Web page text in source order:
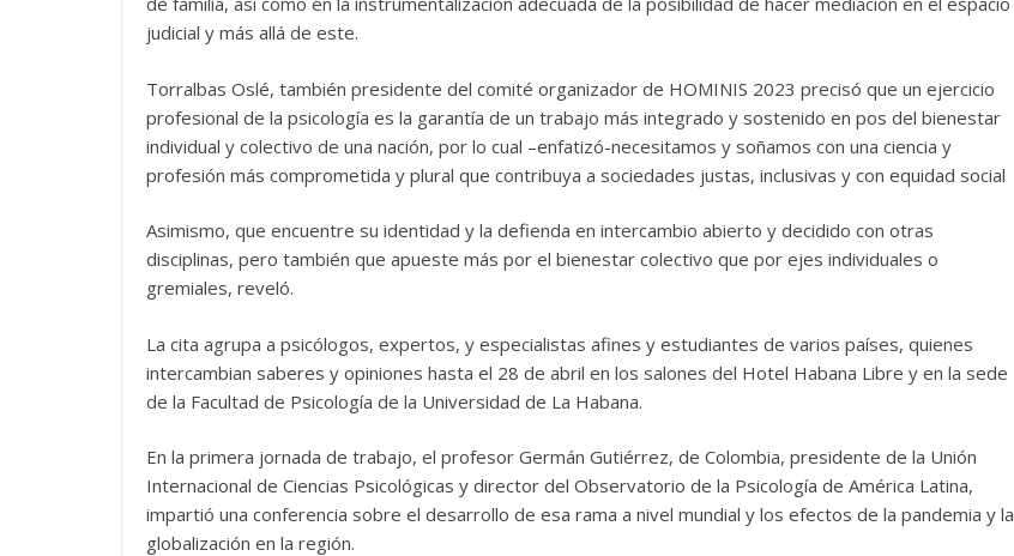
judicial y más allá de este.
Torralbas Oslé, también presidente del comité organizador de HOMINIS 2023 precisó que un ejercicio
profesional de la psicología es la garantía de un trabajo más integrado y sostenido en pos del bienestar
individual y colectivo de una nación, por lo cual –enfatizó-necesitamos y soñamos con una ciencia y
profesión más comprometida y plural que contribuya a sociedades justas, inclusivas y con equidad social
Asimismo, que encuentre su identidad y la defienda en intercambio abierto y decidido con otras
disciplinas, pero también que apueste más por el bienestar colectivo que por ejes individuales o
gremiales, reveló.
La cita agrupa a psicólogos, expertos, y especialistas afines y estudiantes de varios países, quienes
intercambian saberes y opiniones hasta el 28 de abril en los salones del Hotel Habana Libre y en la sede
de la Facultad de Psicología de la Universidad de La Habana.
En la primera jornada de trabajo, el profesor Germán Gutiérrez, de Colombia, presidente de la Unión
Internacional de Ciencias Psicológicas y director del Observatorio de la Psicología de América Latina,
impartió una conferencia sobre el desarrollo de esa rama a nivel mundial y los efectos de la pandemia y la
globalización en la región.